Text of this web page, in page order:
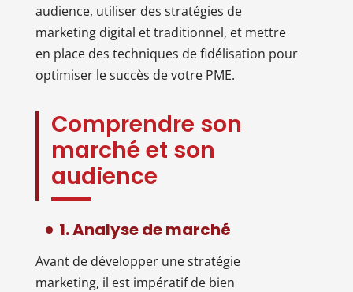
audience, utiliser des stratégies de
marketing digital et traditionnel, et mettre
en place des techniques de fidélisation pour
optimiser le succès de votre PME.
Comprendre son
marché et son
audience
1. Analyse de marché
Avant de développer une stratégie
marketing, il est impératif de bien